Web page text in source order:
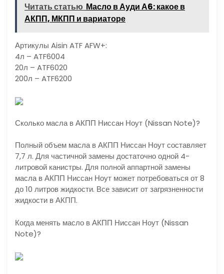
Читать статью Масло в Ауди А6: какое в
АКПП, МКПП и вариаторе
Артикулы Aisin ATF AFW+:
4л – ATF6004
20л – ATF6020
200л – ATF6200
Сколько масла в АКПП Ниссан Ноут (Nissan Note)?
Полный объем масла в АКПП Ниссан Ноут составляет
7,7 л. Для частичной замены достаточно одной 4-
литровой канистры. Для полной аппартной замены
масла в АКПП Ниссан Ноут может потребоваться от 8
до 10 литров жидкости. Все зависит от загрязненности
жидкости в АКПП.
Когда менять масло в АКПП Ниссан Ноут (Nissan
Note)?